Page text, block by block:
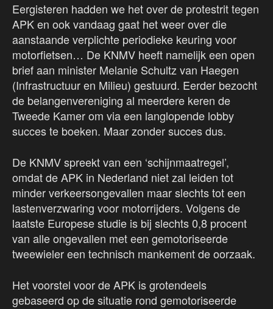
Eergisteren hadden we het over de protestrit tegen
APK en ook vandaag gaat het weer over die
aanstaande verplichte periodieke keuring voor
motorfietsen… De KNMV heeft namelijk een open
brief aan minister Melanie Schultz van Haegen
(Infrastructuur en Milieu‎) gestuurd. Eerder bezocht
de belangenvereniging al meerdere keren de
Tweede Kamer om via een langlopende lobby
succes te boeken. Maar zonder succes dus.
De KNMV spreekt van een ‘schijnmaatregel’,
omdat de APK in Nederland niet zal leiden tot
minder verkeersongevallen maar slechts tot een
lastenverzwaring voor motorrijders. Volgens de
laatste Europese studie is bij slechts 0,8 procent
van alle ongevallen met een gemotoriseerde
tweewieler een technisch mankement de oorzaak.
Het voorstel voor de APK is grotendeels
gebaseerd op de situatie rond gemotoriseerde